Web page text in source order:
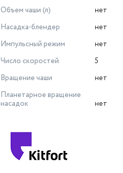
Объем чаши (л)
нет
Насадка-блендер
нет
Импульсный режим
нет
Число скоростей
5
Вращение чаши
нет
Планетарное вращение
насадок
нет